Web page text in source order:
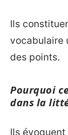
Ils
vocabulaire
des points.
Pourquoi
dans la
Ils